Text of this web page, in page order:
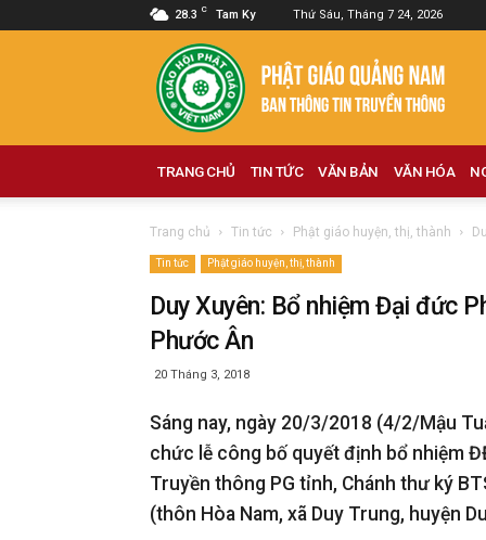
28.3 C Tam Ky Thứ Sáu, Tháng 7 24, 2026
Phật
giáo
Quảng
Nam
TRANG CHỦ TIN TỨC VĂN BẢN VĂN HÓA
Trang chủ Tin tức Phật giáo huyện, thị, thành
Tin tức Phật giáo huyện, thị, thành
Duy Xuyên: Bổ nhiệm Đại đức
Phước Ân
20 Tháng 3, 2018
Sáng nay, ngày 20/3/2018 (4/2/Mậu
chức lễ công bố quyết định bổ nhiệm
Truyền thông PG tỉnh, Chánh thư ký
(thôn Hòa Nam, xã Duy Trung, huyện